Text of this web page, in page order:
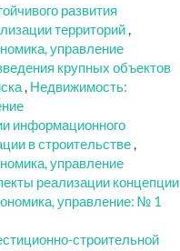
развития
территорий,
управление
крупных объектов
, Недвижимость:
информационного
в строительстве,
управление
реализации концепции
управление: № 1
строительной